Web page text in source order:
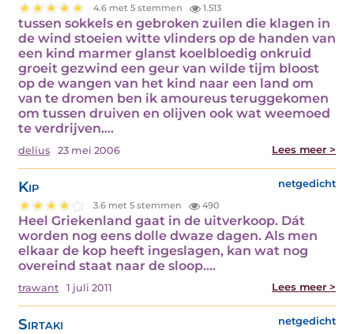
4.6 met 5 stemmen 1.513
tussen sokkels en gebroken zuilen die klagen in
de wind stoeien witte vlinders op de handen van
een kind marmer glanst koelbloedig onkruid
groeit gezwind een geur van wilde tijm bloost
op de wangen van het kind naar een land om
van te dromen ben ik amoureus teruggekomen
om tussen druiven en olijven ook wat weemoed
te verdrijven.…
delius 23 mei 2006 Lees meer >
Kip netgedicht
3.6 met 5 stemmen 490
Heel Griekenland gaat in de uitverkoop. Dát
worden nog eens dolle dwaze dagen. Als men
elkaar de kop heeft ingeslagen, kan wat nog
overeind staat naar de sloop.…
trawant 1 juli 2011 Lees meer >
Sirtaki netgedicht